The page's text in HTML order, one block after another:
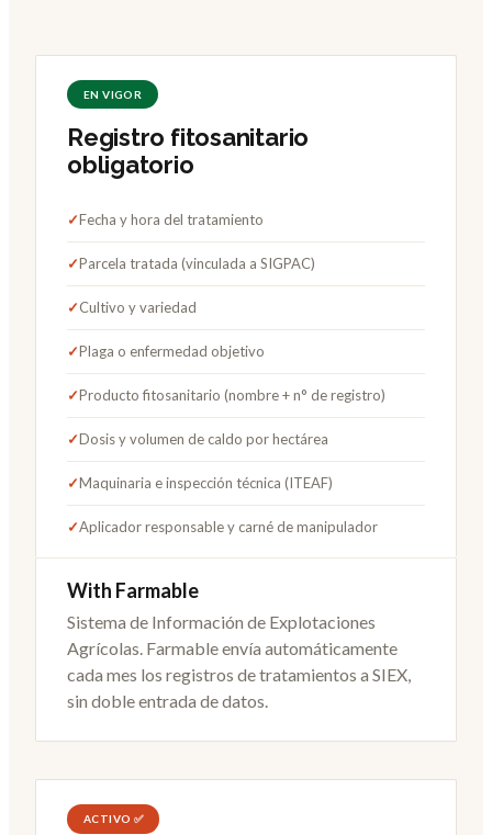
EN VIGOR
Registro fitosanitario
obligatorio
✓Fecha y hora del tratamiento
✓Parcela tratada (vinculada a SIGPAC)
✓Cultivo y variedad
✓Plaga o enfermedad objetivo
✓Producto fitosanitario (nombre + n° de registro)
✓Dosis y volumen de caldo por hectárea
✓Maquinaria e inspección técnica (ITEAF)
✓Aplicador responsable y carné de manipulador
With Farmable
Sistema de Información de Explotaciones
Agrícolas. Farmable envía automáticamente
cada mes los registros de tratamientos a SIEX,
sin doble entrada de datos.
ACTIVO ✅